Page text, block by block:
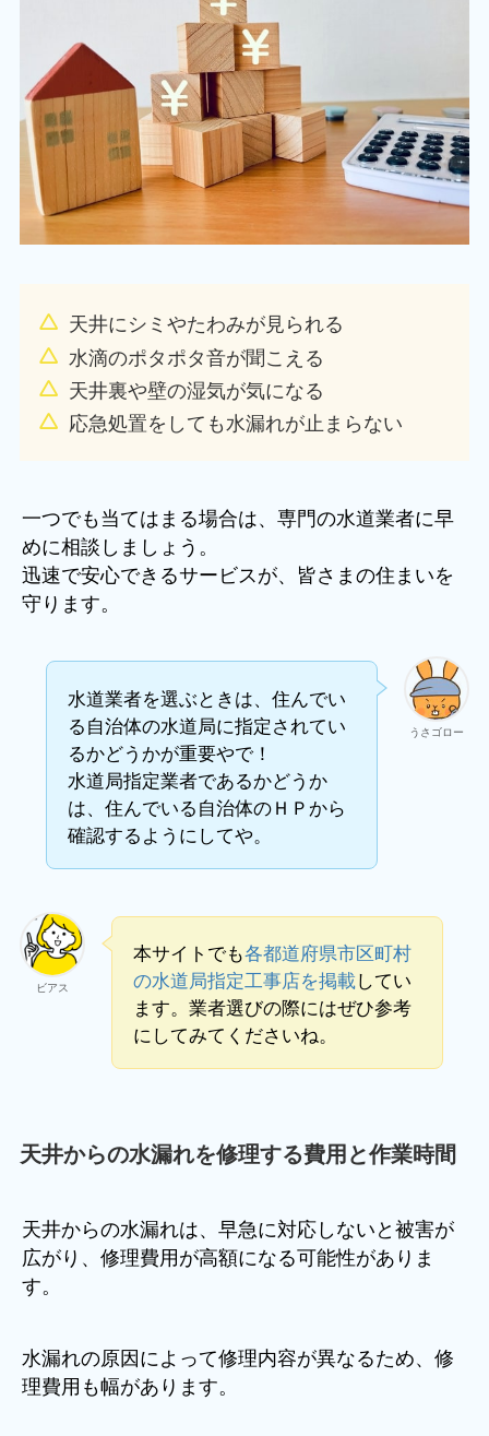
天井にシミやたわみが見られる
水滴のポタポタ音が聞こえる
天井裏や壁の湿気が気になる
応急処置をしても水漏れが止まらない
一つでも当てはまる場合は、専門の水道業者に早
めに相談しましょう。
迅速で安心できるサービスが、皆さまの住まいを
守ります。
うさゴロー
水道業者を選ぶときは、住んでい
る自治体の水道局に指定されてい
るかどうかが重要やで！
水道局指定業者であるかどうか
は、住んでいる自治体のＨＰから
確認するようにしてや。
ビアス
本サイトでも各都道府県市区町村
の水道局指定工事店を掲載してい
ます。業者選びの際にはぜひ参考
にしてみてくださいね。
天井からの水漏れを修理する費用と作業時間
天井からの水漏れは、早急に対応しないと被害が
広がり、修理費用が高額になる可能性がありま
す。
水漏れの原因によって修理内容が異なるため、修
理費用も幅があります。